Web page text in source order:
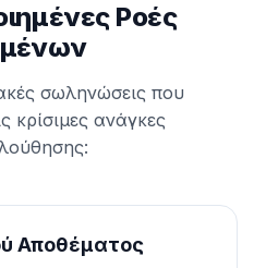
Ροές
σωληνώσεις που
κρίσιμες ανάγκες
Αποθέματος